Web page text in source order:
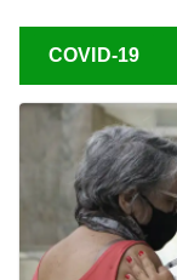
COVID-19